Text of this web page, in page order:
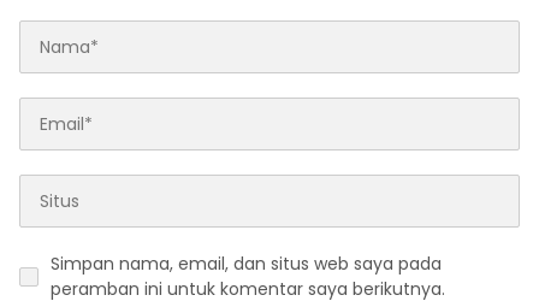
Simpan nama, email, dan situs web saya pada
peramban ini untuk komentar saya berikutnya.